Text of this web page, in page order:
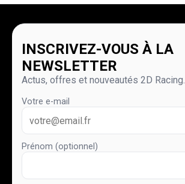
INSCRIVEZ-VOUS À LA
NEWSLETTER
Actus, offres et nouveautés 2D Racing.
Votre e-mail
Prénom (optionnel)